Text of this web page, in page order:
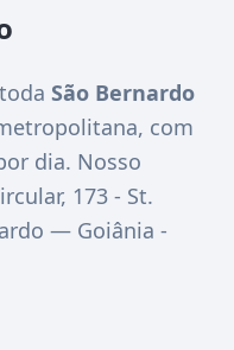
São Bernardo
com
dia. Nosso
173 - St.
— Goiânia -